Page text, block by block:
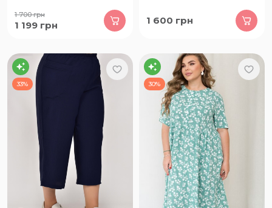
1 700грн
1 199 грн 1 600 грн
33% 30%